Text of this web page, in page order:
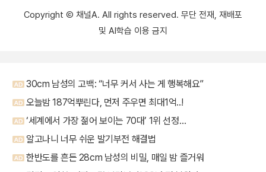
Copyright Ⓒ 채널A. All rights reserved. 무단 전재, 재배포
및 AI학습 이용 금지